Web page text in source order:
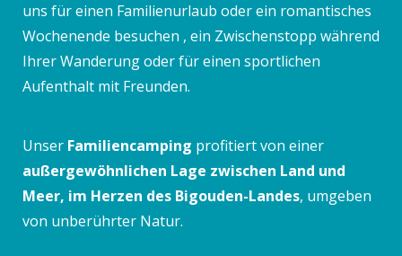
uns für einen Familienurlaub oder ein romantisches
Wochenende besuchen , ein Zwischenstopp während
Ihrer Wanderung oder für einen sportlichen
Aufenthalt mit Freunden.
Unser Familiencamping profitiert von einer
außergewöhnlichen Lage zwischen Land und
Meer, im Herzen des Bigouden-Landes, umgeben
von unberührter Natur.